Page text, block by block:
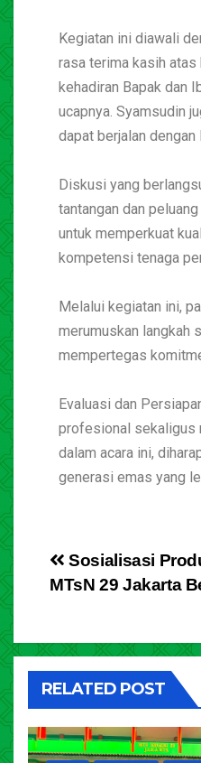
Kegiatan ini diawali
rasa terima kasih atas
kehadiran Bapak dan
ucapnya. Syamsudin
dapat berjalan
Diskusi yang
tantangan dan
untuk memperkuat
kompetensi tenaga
Melalui kegiatan ini,
merumuskan langkah
mempertegas
Evaluasi dan
profesional sekaligus
dalam acara ini,
generasi emas yang
Sosialisasi
MTsN 29 Jakarta
RELATED POST